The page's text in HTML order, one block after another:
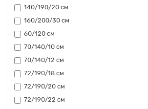
140/190/20 см
160/200/30 см
60/120 см
70/140/10 см
70/140/12 см
72/190/18 см
72/190/20 см
72/190/22 см